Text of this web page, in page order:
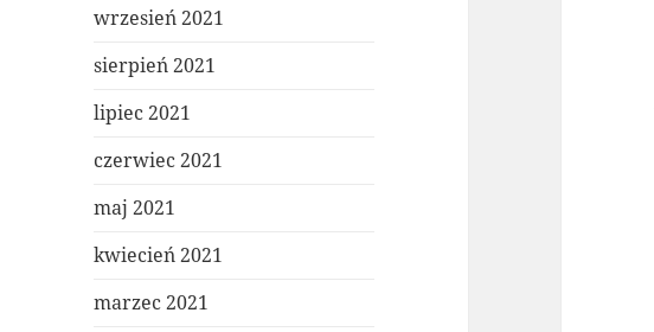
wrzesień 2021
sierpień 2021
lipiec 2021
czerwiec 2021
maj 2021
kwiecień 2021
marzec 2021